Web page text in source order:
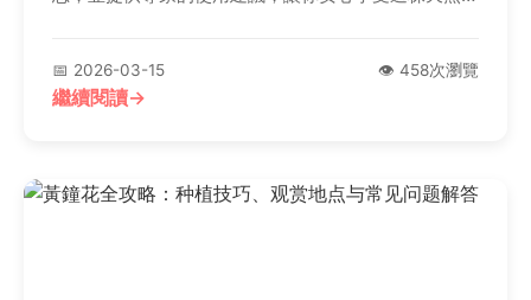
📅 2026-03-15 👁️ 458次瀏覽
繼續閱讀